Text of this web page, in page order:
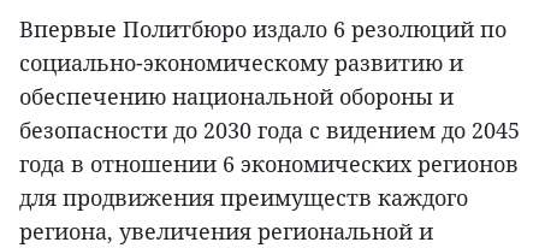
Впервые Политбюро издало 6 резолюций по
социально-экономическому развитию и
обеспечению национальной обороны и
безопасности до 2030 года с видением до 2045
года в отношении 6 экономических регионов
для продвижения преимуществ каждого
региона, увеличения региональной и